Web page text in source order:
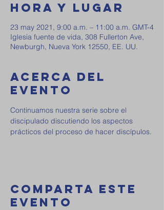
Hora y Lugar
23 may 2021, 9:00 a.m. – 11:00 a.m. GMT-4
Iglesia fuente de vida, 308 Fullerton Ave,
Newburgh, Nueva York 12550, EE. UU.
Acerca del
Evento
Continuamos nuestra serie sobre el
discipulado discutiendo los aspectos
prácticos del proceso de hacer discípulos.
Comparta Este
Evento